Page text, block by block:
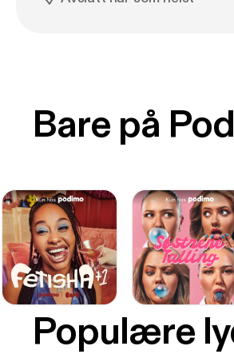
Bare på
Populære